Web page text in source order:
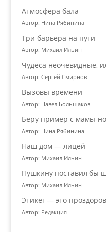
Атмосфера бала
Автор: Нина Рябинина
Три барьера на пути
Автор: Михаил Ильин
Чудеса неочевидные,
Автор: Сергей Смирнов
Вызовы времени
Автор: Павел Большаков
Беру пример с мамы-
Автор: Нина Рябинина
Наш дом — лицей
Автор: Михаил Ильин
Пушкину поставил бы
Автор: Михаил Ильин
Этикет — это
Автор: Редакция